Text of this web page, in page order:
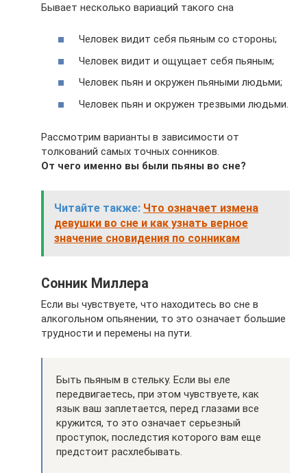
Бывает несколько вариаций такого сна
Человек видит себя пьяным со стороны;
Человек видит и ощущает себя пьяным;
Человек пьян и окружен пьяными людьми;
Человек пьян и окружен трезвыми людьми.
Рассмотрим варианты в зависимости от
толкований самых точных сонников.
От чего именно вы были пьяны во сне?
Читайте также: Что означает измена
девушки во сне и как узнать верное
значение сновидения по сонникам
Сонник Миллера
Если вы чувствуете, что находитесь во сне в
алкогольном опьянении, то это означает большие
трудности и перемены на пути.
Быть пьяным в стельку. Если вы еле
передвигаетесь, при этом чувствуете, как
язык ваш заплетается, перед глазами все
кружится, то это означает серьезный
проступок, последстия которого вам еще
предстоит расхлебывать.